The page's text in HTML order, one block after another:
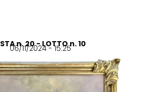
n. 20 - LOTTO n. 10
06/11/2024 - 15:25